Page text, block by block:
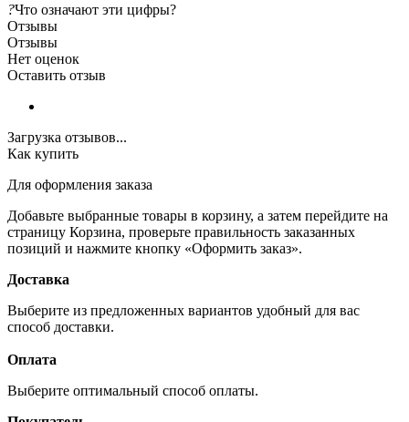
?Что означают эти цифры?
Отзывы
Отзывы
Нет оценок
Оставить отзыв
Загрузка отзывов...
Как купить
Для оформления заказа
Добавьте выбранные товары в корзину, а затем перейдите на
страницу Корзина, проверьте правильность заказанных
позиций и нажмите кнопку «Оформить заказ».
Доставка
Выберите из предложенных вариантов удобный для вас
способ доставки.
Оплата
Выберите оптимальный способ оплаты.